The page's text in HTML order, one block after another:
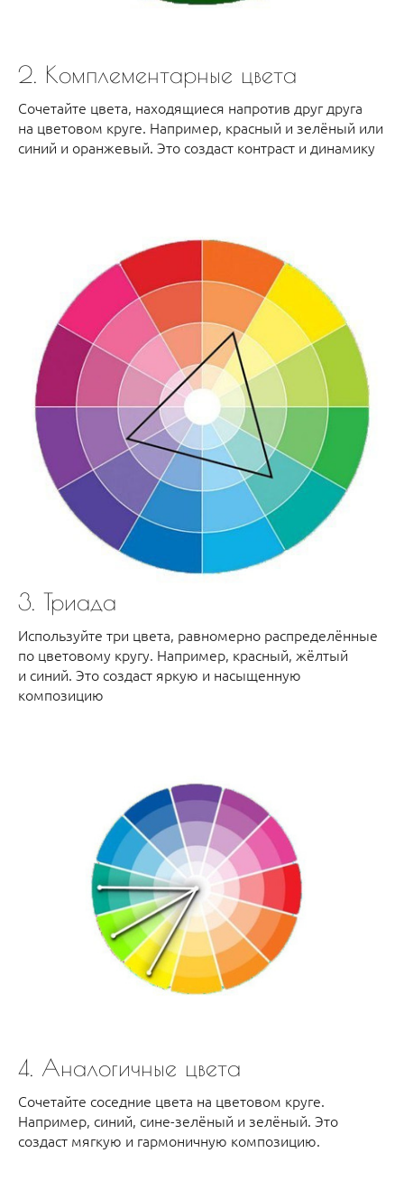
2. Комплементарные цвета
Сочетайте цвета, находящиеся напротив друг друга
на цветовом круге. Например, красный и зелёный или
синий и оранжевый. Это создаст контраст и динамику
3. Триада
Используйте три цвета, равномерно распределённые
по цветовому кругу. Например, красный, жёлтый
и синий. Это создаст яркую и насыщенную
композицию
4. Аналогичные цвета
Сочетайте соседние цвета на цветовом круге.
Например, синий, сине-зелёный и зелёный. Это
создаст мягкую и гармоничную композицию.